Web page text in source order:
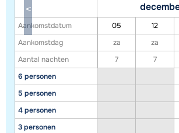
Toon alle accommodaties in dit gebied
Deze kaart geeft een indicatie van de ligging van
exacte locatie kan enigszins afwijken.
Aankomstdatum
Aankomstdag
Aantal nachten
6 personen
5 personen
4 personen
3 personen
05 12
za
za
7
7